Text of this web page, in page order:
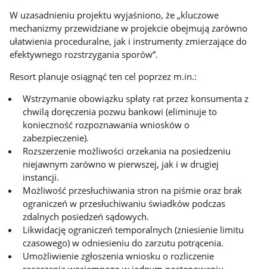
W uzasadnieniu projektu wyjaśniono, że „kluczowe
mechanizmy przewidziane w projekcie obejmują zarówno
ułatwienia proceduralne, jak i instrumenty zmierzające do
efektywnego rozstrzygania sporów”.
Resort planuje osiągnąć ten cel poprzez m.in.:
Wstrzymanie obowiązku spłaty rat przez konsumenta z
chwilą doręczenia pozwu bankowi (eliminuje to
konieczność rozpoznawania wniosków o
zabezpieczenie).
Rozszerzenie możliwości orzekania na posiedzeniu
niejawnym zarówno w pierwszej, jak i w drugiej
instancji.
Możliwość przesłuchiwania stron na piśmie oraz brak
ograniczeń w przesłuchiwaniu świadków podczas
zdalnych posiedzeń sądowych.
Likwidację ograniczeń temporalnych (zniesienie limitu
czasowego) w odniesieniu do zarzutu potrącenia.
Umożliwienie zgłoszenia wniosku o rozliczenie